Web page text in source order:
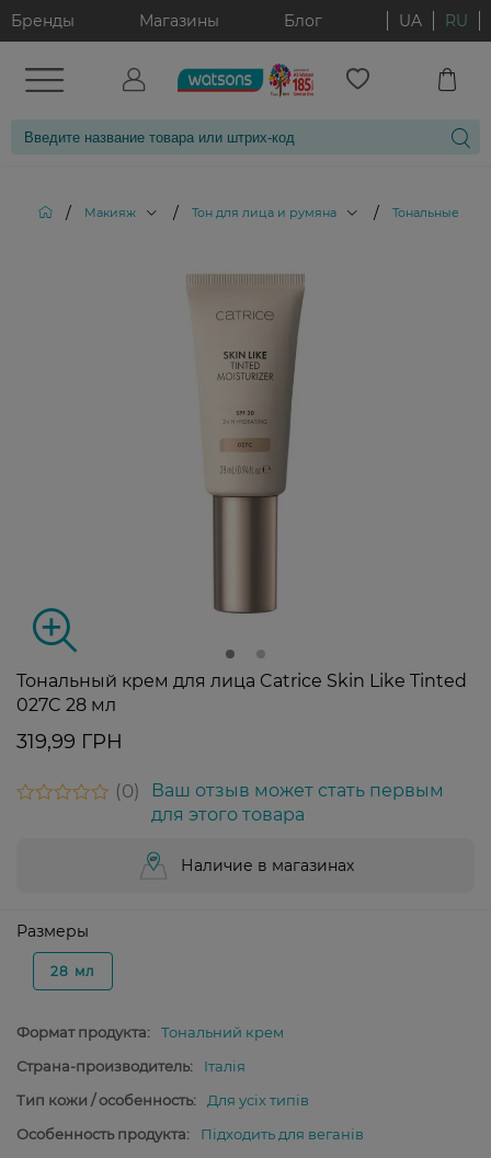
Бренды Магазины Блог UA RU
/ Макияж / Тон для лица и румяна / Тональные
Тональный крем для лица Catrice Skin Like Tinted
027C 28 мл
319,99 ГРН
0
Ваш отзыв может стать первым
для этого товара
Наличие в магазинах
Размеры
28 мл
Формат продукта:
Тональний крем
Страна-производитель:
Італія
Тип кожи / особенность:
Для усіх типів
Особенность продукта:
Підходить для веганів